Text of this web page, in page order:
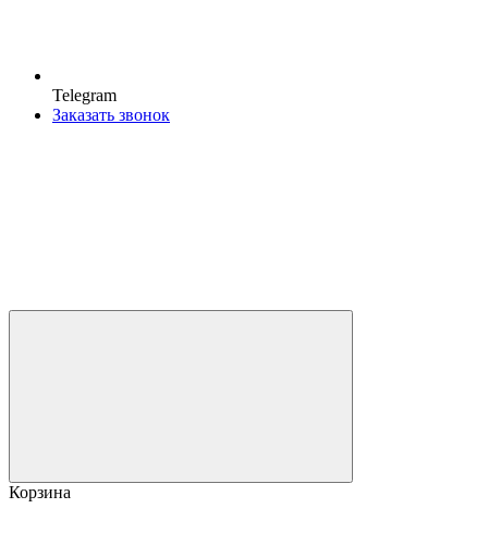
Telegram
Заказать звонок
Корзина